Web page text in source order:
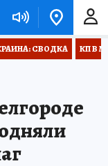
СВОДКА КП В